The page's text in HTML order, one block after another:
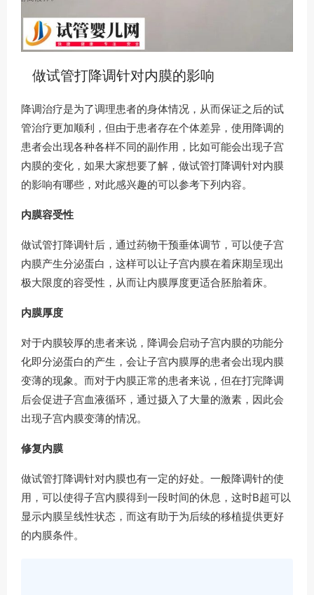
做试管打降调针对内膜的影响
降调治疗是为了调理患者的身体情况，从而保证之后的试
管治疗更加顺利，但由于患者存在个体差异，使用降调的
患者会出现各种各样不同的副作用，比如可能会出现子宫
内膜的变化，如果大家想要了解，做试管打降调针对内膜
的影响有哪些，对此感兴趣的可以参考下列内容。
内膜容受性
做试管打降调针后，通过药物干预垂体调节，可以使子宫
内膜产生分泌蛋白，这样可以让子宫内膜在着床期呈现出
极大限度的容受性，从而让内膜厚度更适合胚胎着床。
内膜厚度
对于内膜较厚的患者来说，降调会启动子宫内膜的功能分
化即分泌蛋白的产生，会让子宫内膜厚的患者会出现内膜
变薄的现象。而对于内膜正常的患者来说，但在打完降调
后会促进子宫血液循环，通过摄入了大量的激素，因此会
出现子宫内膜变薄的情况。
修复内膜
做试管打降调针对内膜也有一定的好处。一般降调针的使
用，可以使得子宫内膜得到一段时间的休息，这时B超可以
显示内膜呈线性状态，而这有助于为后续的移植提供更好
的内膜条件。